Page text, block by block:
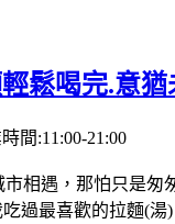
鬆喝完.意猶
間:11:00-21:00
相遇，那怕只是
過最喜歡的拉麵(